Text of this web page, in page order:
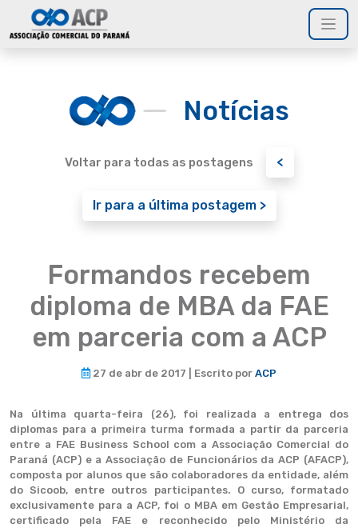
Notícias
Voltar para todas as postagens <
Ir para a última postagem >
Formandos recebem
diploma de MBA da FAE
em parceria com a ACP
27 de abr de 2017 | Escrito por ACP
Na última quarta-feira (26), foi realizada a entrega dos
diplomas para a primeira turma formada a partir da parceria
entre a FAE Business School com a Associação Comercial do
Paraná (ACP) e a Associação de Funcionários da ACP (AFACP),
composta por alunos que são colaboradores da entidade, além
do Sicoob, entre outros participantes. O curso, formatado
exclusivamente para a ACP, foi o MBA em Gestão Empresarial,
certificado pela FAE e reconhecido pelo Ministério da